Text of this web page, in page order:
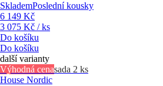
SklademPoslední kousky
6 149 Kč
3 075 Kč / ks
Do košíku
Do košíku
další varianty
Výhodná cenasada 2 ks
House Nordic